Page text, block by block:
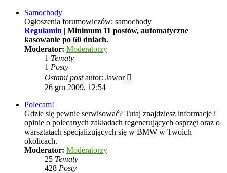
Samochody
Ogłoszenia forumowiczów: samochody
Regulamin | Minimum 11 postów, automatyczne
kasowanie po 60 dniach.
Moderator: Moderatorzy
1 Tematy
1 Posty
Ostatni postautor: Jawor
26 gru 2009, 12:54
Polecam!
Gdzie się pewnie serwisować? Tutaj znajdziesz informacje i
opinie o polecanych zakładach regenerujących osprzęt oraz o
warsztatach specjalizujących się w BMW w Twoich
okolicach.
Moderator: Moderatorzy
25 Tematy
428 Posty